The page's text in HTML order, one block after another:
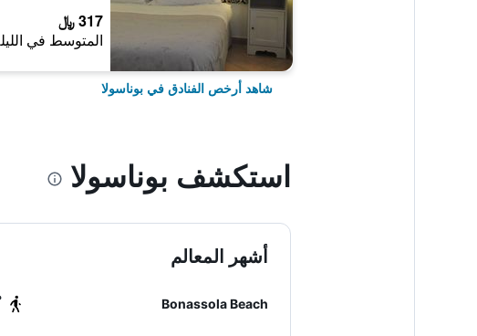
317 ﷼
المتوسط في
شاهد أرخص الفنادق في بوناسولا
استكشف بوناسولا
أشهر المعالم
Bonassola Beach